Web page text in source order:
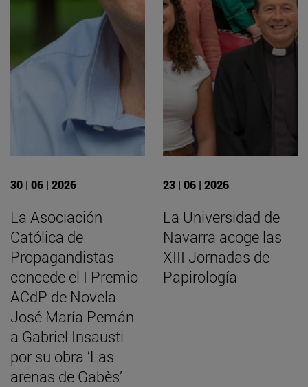
30 | 06 | 2026
La Asociación
Católica de
Propagandistas
concede el I Premio
ACdP de Novela
José María Pemán
a Gabriel Insausti
por su obra ‘Las
arenas de Gabès’
23 | 06 | 2026
La Universidad de
Navarra acoge las
XIII Jornadas de
Papirología